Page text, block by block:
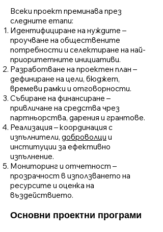
Всеки проект преминава през
следните етапи:
Идентифициране на нуждите –
проучване на обществените
потребности и селектиране на най-
приоритетните инициативи.
Разработване на проектен план –
дефиниране на цели, бюджет,
времеви рамки и отговорности.
Събиране на финансиране –
привличане на средства чрез
партньорства, дарения и грантове.
Реализация – координация с
изпълнители, доброволци и
институции за ефективно
изпълнение.
Мониторинг и отчетност –
прозрачност в използването на
ресурсите и оценка на
въздействието.
Основни проектни програми